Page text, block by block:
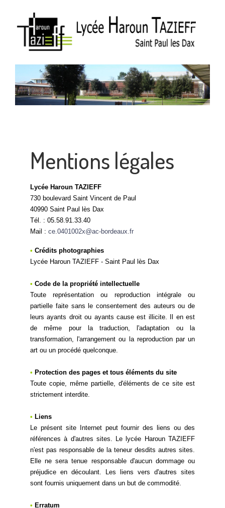
Mentions légales
Lycée Haroun TAZIEFF
730 boulevard Saint Vincent de Paul
40990 Saint Paul lès Dax
Tél. : 05.58.91.33.40
Mail : ce.0401002x@ac-bordeaux.fr
• Crédits photographies
Lycée Haroun TAZIEFF - Saint Paul lès Dax
• Code de la propriété intellectuelle
Toute représentation ou reproduction intégrale ou
partielle faite sans le consentement des auteurs ou de
leurs ayants droit ou ayants cause est illicite. Il en est
de même pour la traduction, l'adaptation ou la
transformation, l'arrangement ou la reproduction par un
art ou un procédé quelconque.
• Protection des pages et tous éléments du site
Toute copie, même partielle, d'éléments de ce site est
strictement interdite.
• Liens
Le présent site Internet peut fournir des liens ou des
références à d'autres sites. Le lycée Haroun TAZIEFF
n'est pas responsable de la teneur desdits autres sites.
Elle ne sera tenue responsable d'aucun dommage ou
préjudice en découlant. Les liens vers d'autres sites
sont fournis uniquement dans un but de commodité.
• Erratum